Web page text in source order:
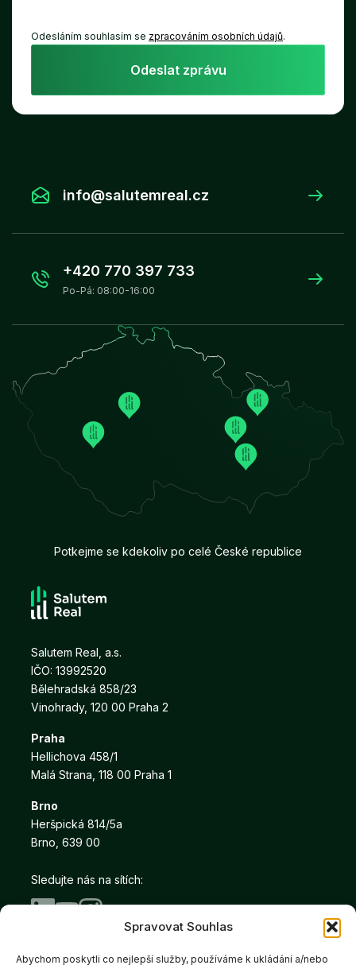
Spravovat Souhlas
Abychom poskytli co nejlepší služby, používáme k ukládání a/nebo
Odesláním souhlasím se zpracováním osobních údajů.
Odeslat zprávu
info@salutemreal.cz
+420 770 397 733
Po-Pá: 08:00-16:00
Potkejme se kdekoliv po celé České republice
Salutem Real, a.s.
IČO: 13992520
Bělehradská 858/23
Vinohrady, 120 00 Praha 2
Praha
Hellichova 458/1
Malá Strana, 118 00 Praha 1
Brno
Heršpická 814/5a
Brno, 639 00
Sledujte nás na sítích:
Copyright © Salutem Real 2026